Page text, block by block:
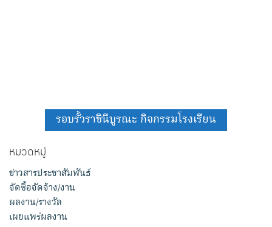
รอบรั้วราชินีบูรณะ กิจกรรมโรงเรียน
หมวดหมู่
ข่าวสารประชาสัมพันธ์
จัดซื้อจัดจ้าง/งาน
ผลงาน/รางวัล
เผยแพร่ผลงาน